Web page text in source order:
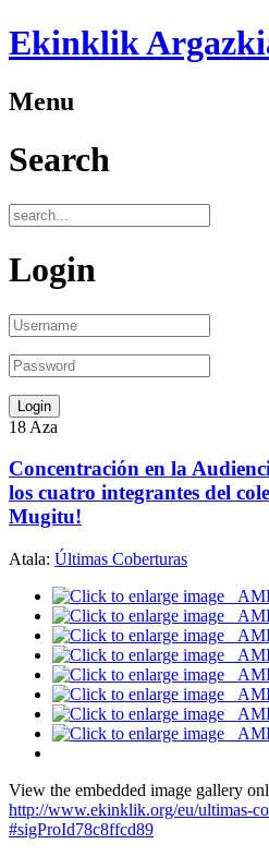
Ekinklik
Menu
Search
Login
18 Aza
Concentración en la
los cuatro integrantes del
Mugitu!
Atala: Últimas Coberturas
View the embedded image gallery
http://www.ekinklik.org/eu/ultimas-
#sigProId78c8ffcd89